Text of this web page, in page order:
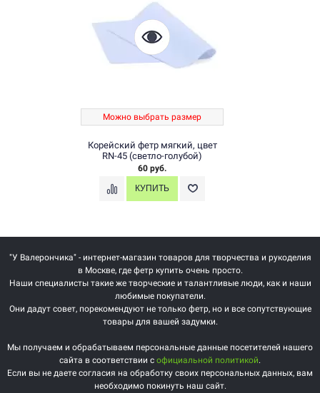
Можно выбрать размер
Корейский фетр мягкий, цвет
RN-45 (светло-голубой)
60 руб.
"У Валерончика" - интернет-магазин товаров для творчества и рукоделия
в Москве, где фетр купить очень просто.
Наши специалисты такие же творческие и талантливые люди, как и наши
любимые покупатели.
Они дадут совет, порекомендуют не только фетр, но и все сопутствующие
товары для вашей задумки.
Мы получаем и обрабатываем персональные данные посетителей нашего
сайта в соответствии с официальной политикой.
Если вы не даете согласия на обработку своих персональных данных, вам
необходимо покинуть наш сайт.